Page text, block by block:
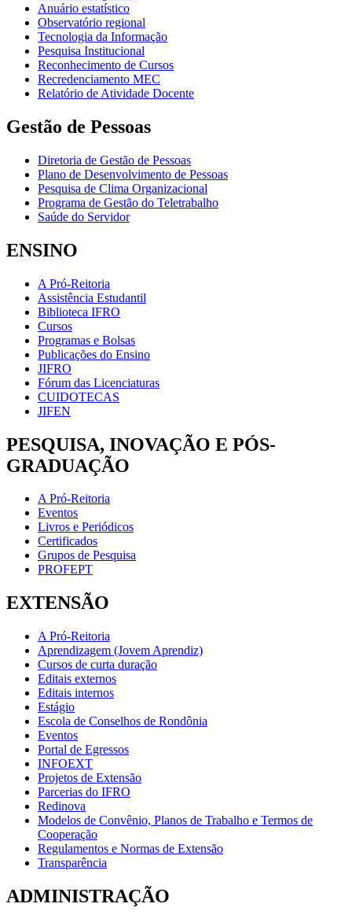
Anuário estatístico
Observatório regional
Tecnologia da Informação
Pesquisa Institucional
Reconhecimento de Cursos
Recredenciamento MEC
Relatório de Atividade Docente
Gestão de Pessoas
Diretoria de Gestão de Pessoas
Plano de Desenvolvimento de Pessoas
Pesquisa de Clima Organizacional
Programa de Gestão do Teletrabalho
Saúde do Servidor
ENSINO
A Pró-Reitoria
Assistência Estudantil
Biblioteca IFRO
Cursos
Programas e Bolsas
Publicações do Ensino
JIFRO
Fórum das Licenciaturas
CUIDOTECAS
JIFEN
PESQUISA, INOVAÇÃO E PÓS-
GRADUAÇÃO
A Pró-Reitoria
Eventos
Livros e Periódicos
Certificados
Grupos de Pesquisa
PROFEPT
EXTENSÃO
A Pró-Reitoria
Aprendizagem (Jovem Aprendiz)
Cursos de curta duração
Editais externos
Editais internos
Estágio
Escola de Conselhos de Rondônia
Eventos
Portal de Egressos
INFOEXT
Projetos de Extensão
Parcerias do IFRO
Redinova
Modelos de Convênio, Planos de Trabalho e Termos de
Cooperação
Regulamentos e Normas de Extensão
Transparência
ADMINISTRAÇÃO